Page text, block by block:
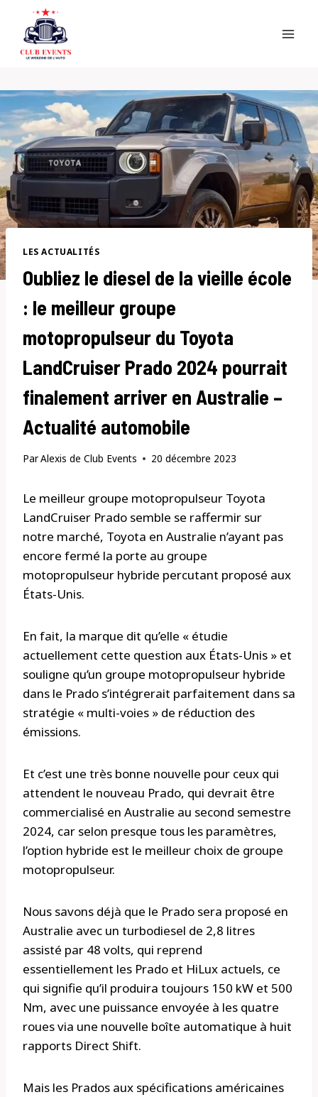
content
LES ACTUALITÉS
Oubliez le diesel de la vieille école
: le meilleur groupe
motopropulseur du Toyota
LandCruiser Prado 2024 pourrait
finalement arriver en Australie –
Actualité automobile
ParAlexis de Club Events 20 décembre 2023
Le meilleur groupe motopropulseur Toyota
LandCruiser Prado semble se raffermir sur
notre marché, Toyota en Australie n’ayant pas
encore fermé la porte au groupe
motopropulseur hybride percutant proposé aux
États-Unis.
En fait, la marque dit qu’elle « étudie
actuellement cette question aux États-Unis » et
souligne qu’un groupe motopropulseur hybride
dans le Prado s’intégrerait parfaitement dans sa
stratégie « multi-voies » de réduction des
émissions.
Et c’est une très bonne nouvelle pour ceux qui
attendent le nouveau Prado, qui devrait être
commercialisé en Australie au second semestre
2024, car selon presque tous les paramètres,
l’option hybride est le meilleur choix de groupe
motopropulseur.
Nous savons déjà que le Prado sera proposé en
Australie avec un turbodiesel de 2,8 litres
assisté par 48 volts, qui reprend
essentiellement les Prado et HiLux actuels, ce
qui signifie qu’il produira toujours 150 kW et 500
Nm, avec une puissance envoyée à les quatre
roues via une nouvelle boîte automatique à huit
rapports Direct Shift.
Mais les Prados aux spécifications américaines